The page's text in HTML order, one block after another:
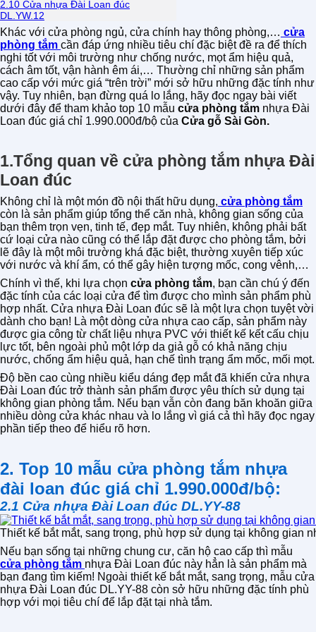
2.10 Cửa nhựa Đài Loan đúc
DL.YW.12
Khác với cửa phòng ngủ, cửa chính hay thông phòng,… cửa
phòng tắm cần đáp ứng nhiều tiêu chí đặc biệt đề ra để thích
nghi tốt với môi trường như chống nước, mọt ẩm hiệu quả,
cách âm tốt, vận hành êm ái,… Thường chỉ những sản phẩm
cao cấp với mức giá “trên trời” mới sở hữu những đặc tính như
vậy. Tuy nhiên, bạn đừng quá lo lắng, hãy đọc ngay bài viết
dưới đây để tham khảo top 10 mẫu cửa phòng tắm nhựa Đài
Loan đúc giá chỉ 1.990.000đ/bộ của Cửa gỗ Sài Gòn.
1.Tổng quan về cửa phòng tắm nhựa Đài
Loan đúc
Không chỉ là một món đồ nội thất hữu dụng, cửa phòng tắm
còn là sản phẩm giúp tổng thể căn nhà, không gian sống của
bạn thêm trọn vẹn, tinh tế, đẹp mắt. Tuy nhiên, không phải bất
cứ loại cửa nào cũng có thể lắp đặt được cho phòng tắm, bởi
lẽ đây là một môi trường khá đặc biệt, thường xuyên tiếp xúc
với nước và khí ẩm, có thể gây hiện tượng mốc, cong vênh,…
Chính vì thế, khi lựa chọn cửa phòng tắm, bạn cần chú ý đến
đặc tính của các loại cửa để tìm được cho mình sản phẩm phù
hợp nhất. Cửa nhựa Đài Loan đúc sẽ là một lựa chọn tuyệt vời
dành cho bạn! Là một dòng cửa nhựa cao cấp, sản phẩm này
được gia công từ chất liệu nhựa PVC với thiết kế kết cấu chịu
lực tốt, bên ngoài phủ một lớp da giả gỗ có khả năng chịu
nước, chống ẩm hiệu quả, hạn chế tình trạng ẩm mốc, mối mọt.
Độ bền cao cùng nhiều kiểu dáng đẹp mắt đã khiến cửa nhựa
Đài Loan đúc trở thành sản phẩm được yêu thích sử dụng tại
không gian phòng tắm. Nếu bạn vẫn còn đang băn khoăn giữa
nhiều dòng cửa khác nhau và lo lắng vì giá cả thì hãy đọc ngay
phần tiếp theo để hiểu rõ hơn.
2. Top 10 mẫu cửa phòng tắm nhựa
đài loan đúc giá chỉ 1.990.000đ/bộ:
2.1 Cửa nhựa Đài Loan đúc DL.YY-88
Thiết kế bắt mắt, sang trọng, phù hợp sử dụng tại không gian
Nếu bạn sống tại những chung cư, căn hộ cao cấp thì mẫu
cửa phòng tắm nhựa Đài Loan đúc này hẳn là sản phẩm mà
bạn đang tìm kiếm! Ngoài thiết kế bắt mắt, sang trọng, mẫu cửa
nhựa Đài Loan đúc DL.YY-88 còn sở hữu những đặc tính phù
hợp với mọi tiêu chí để lắp đặt tại nhà tắm.